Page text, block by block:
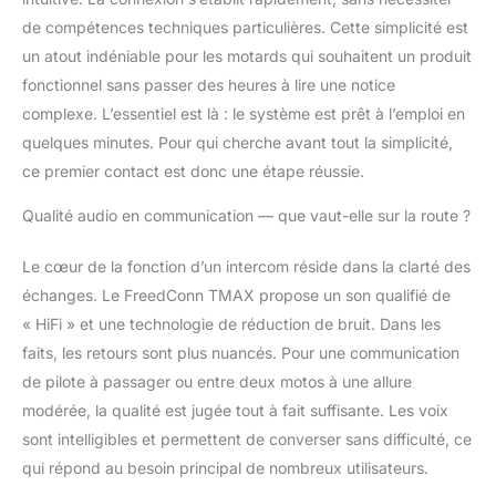
la musique ensemble
Plus excellente
résistance à l'eau: :
étanche IP65 pour une
utilisation par tous les
temps, design convivial
et durable avec
et au soleil, facile à
s'adapte à toutes
météorologiques
Connectez n'importe
quel casque Bluetooth:
Peut connecter un
Quelle que soit la
marque de casque
Bluetooth que vos
de compétences techniques particulières. Cette simplicité est
un atout indéniable pour les motards qui souhaitent un produit
fonctionnel sans passer des heures à lire une notice
complexe. L’essentiel est là : le système est prêt à l’emploi en
quelques minutes. Pour qui cherche avant tout la simplicité,
ce premier contact est donc une étape réussie.
Qualité audio en communication — que vaut-elle sur la route ?
Le cœur de la fonction d’un intercom réside dans la clarté des
échanges. Le FreedConn TMAX propose un son qualifié de
« HiFi » et une technologie de réduction de bruit. Dans les
faits, les retours sont plus nuancés. Pour une communication
de pilote à passager ou entre deux motos à une allure
modérée, la qualité est jugée tout à fait suffisante. Les voix
sont intelligibles et permettent de converser sans difficulté, ce
qui répond au besoin principal de nombreux utilisateurs.